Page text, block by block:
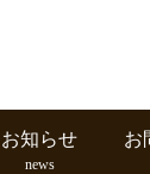
お知らせ
news
お